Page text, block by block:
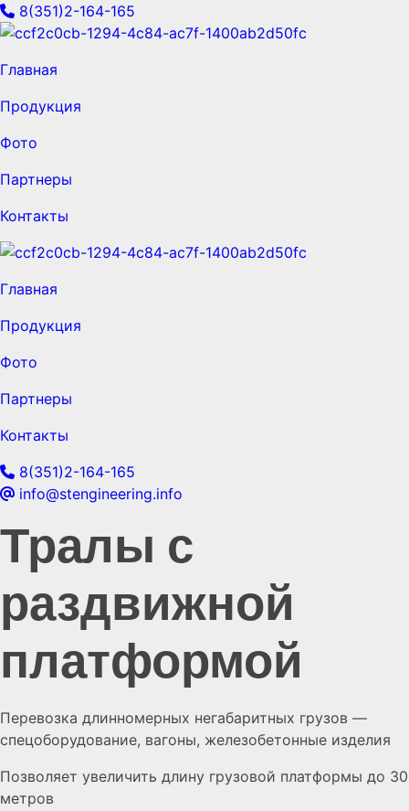
8(351)2-164-165
Главная
Продукция
Фото
Партнеры
Контакты
Главная
Продукция
Фото
Партнеры
Контакты
8(351)2-164-165
info@stengineering.info
Тралы с
раздвижной
платформой
Перевозка длинномерных негабаритных грузов —
спецоборудование, вагоны, железобетонные изделия
Позволяет увеличить длину грузовой платформы до 30
метров